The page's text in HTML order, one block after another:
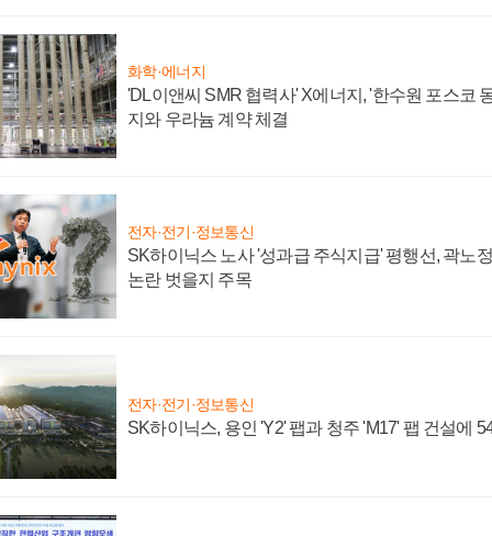
화학·에너지
'DL이앤씨 SMR 협력사' X에너지, '한수원 포스코
지와 우라늄 계약 체결
전자·전기·정보통신
SK하이닉스 노사 '성과급 주식지급' 평행선, 곽노
논란 벗을지 주목
전자·전기·정보통신
SK하이닉스, 용인 'Y2' 팹과 청주 'M17' 팹 건설에